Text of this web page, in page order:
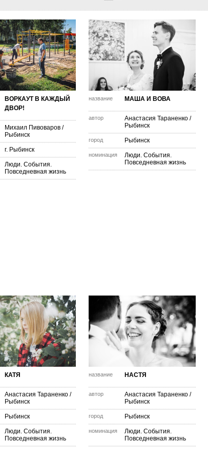
ВОРКАУТ В КАЖДЫЙ
ДВОР!
Михаил Пивоваров /
Рыбинск
г. Рыбинск
Люди. События.
Повседневная жизнь
название МАША И ВОВА
автор Анастасия Тараненко /
Рыбинск
город Рыбинск
номинация
Люди. События.
Повседневная жизнь
КАТЯ
Анастасия Тараненко /
Рыбинск
Рыбинск
Люди. События.
Повседневная жизнь
название НАСТЯ
автор Анастасия Тараненко /
Рыбинск
город Рыбинск
номинация
Люди. События.
Повседневная жизнь